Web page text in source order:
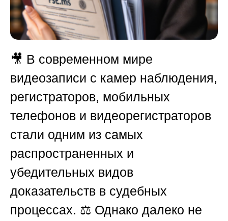
🎥 В современном мире
видеозаписи с камер наблюдения,
регистраторов, мобильных
телефонов и видеорегистраторов
стали одним из самых
распространенных и
убедительных видов
доказательств в судебных
процессах. ⚖️ Однако далеко не